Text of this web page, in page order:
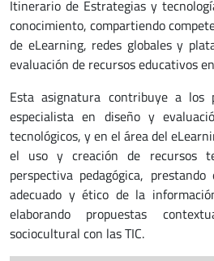
Itinerario de Estrategias y
conocimiento, compartiendo
de eLearning, redes globales y
evaluación de recursos educativos
Esta asignatura contribuye a los
especialista en diseño y
tecnológicos, y en el área del
el uso y creación de recursos
perspectiva pedagógica,
adecuado y ético de la
elaborando propuestas
sociocultural con las TIC.